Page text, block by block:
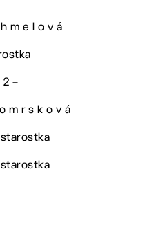
m e l o v á
2 –
m r s k o v á
starostka